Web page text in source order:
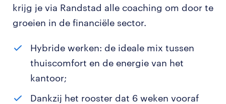
krijg je via Randstad alle coaching om door te
groeien in de financiële sector.
Hybride werken: de ideale mix tussen
thuiscomfort en de energie van het
kantoor;
Dankzij het rooster dat 6 weken vooraf